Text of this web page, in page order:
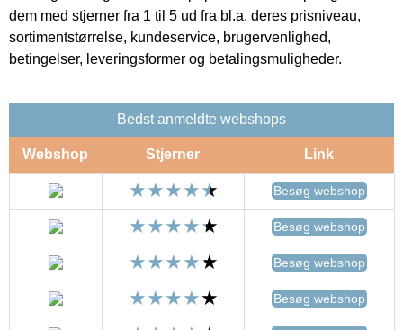
dem med stjerner fra 1 til 5 ud fra bl.a. deres prisniveau,
sortimentstørrelse, kundeservice, brugervenlighed,
betingelser, leveringsformer og betalingsmuligheder.
Bedst anmeldte webshops
Webshop Stjerner Link
Besøg webshop
Besøg webshop
Besøg webshop
Besøg webshop